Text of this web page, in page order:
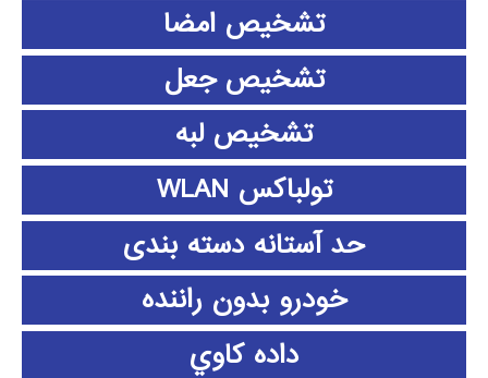
تشخیص امضا
تشخیص جعل
تشخیص لبه
تولباکس WLAN
حد آستانه دسته بندی
خودرو بدون راننده
داده كاوي